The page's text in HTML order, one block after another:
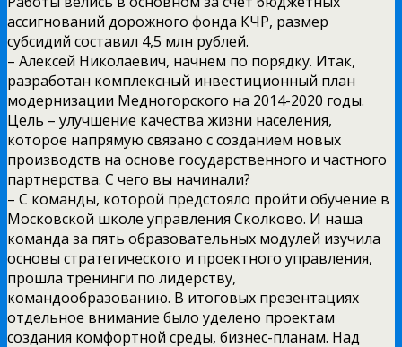
ассигнований дорожного фонда КЧР, размер
субсидий составил 4,5 млн рублей.
– Алексей Николаевич, начнем по порядку. Итак,
разработан комплексный инвестиционный план
модернизации Медногорского на 2014-2020 годы.
Цель – улучшение качества жизни населения,
которое напрямую связано с созданием новых
производств на основе государственного и частного
партнерства. С чего вы начинали?
– С команды, которой предстояло пройти обучение в
Московской школе управления Сколково. И наша
команда за пять образовательных модулей изучила
основы стратегического и проектного управления,
прошла тренинги по лидерству,
командообразованию. В итоговых презентациях
отдельное внимание было уделено проектам
создания комфортной среды, бизнес-планам. Над